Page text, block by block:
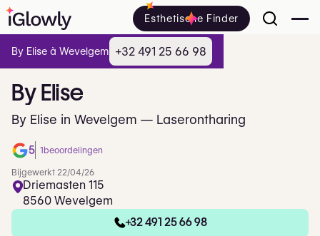
Esthetische Finder
ByElise
By Elise in Wevelgem — Laserontharing
5 1beoordelingen
Bijgewerkt 22/04/26
Driemasten 115
8560 Wevelgem
+32 491 25 66 98
By Elise à Wevelgem +32 491 25 66 98